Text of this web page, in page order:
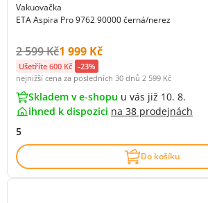
Vakuovačka
ETA Aspira Pro 9762 90000 černá/nerez
Původní cena s DPH:
2 599 KčCena s DPH:
1 999 Kč
Ušetříte 600 Kč -23%
nejnižší cena za posledních 30 dnů 2 599 Kč
Skladem v e-shopu u vás již 10. 8.
ihned k dispozici na 38 prodejnách
5
Do košíku